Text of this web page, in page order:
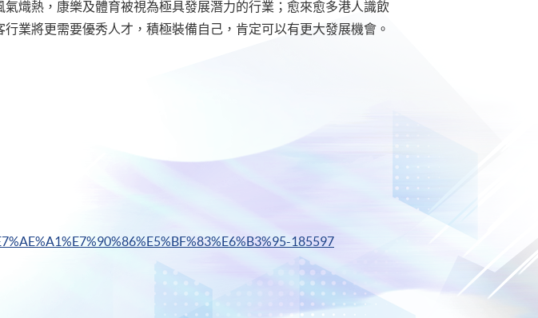
熾熱，康樂及體育被視為極具發展潛力的行業；愈來愈多港人識飲
業將更需要優秀人才，積極裝備自己，肯定可以有更大發展機會。
185597